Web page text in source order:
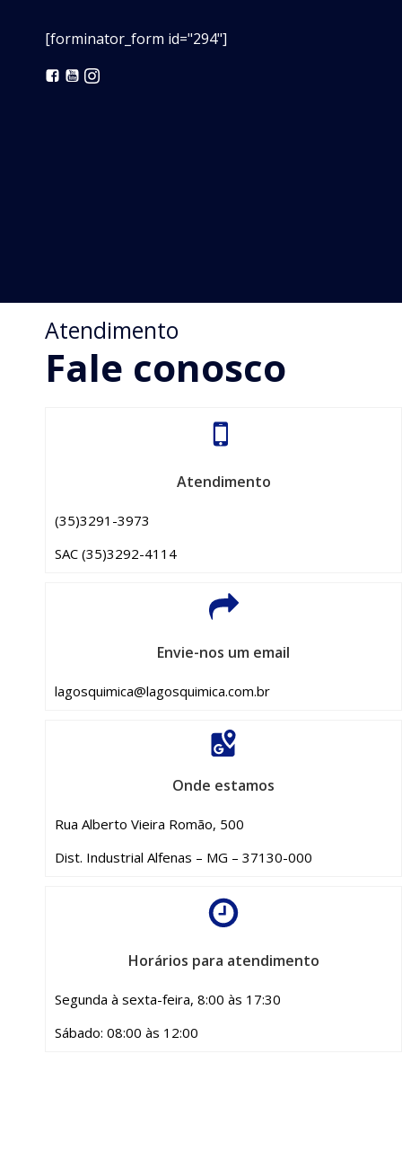
[forminator_form id="294"]
Atendimento
Fale conosco
Atendimento
(35)3291-3973
SAC (35)3292-4114
Envie-nos um email
lagosquimica@lagosquimica.com.br
Onde estamos
Rua Alberto Vieira Romão, 500
Dist. Industrial Alfenas – MG – 37130-000
Horários para atendimento
Segunda à sexta-feira, 8:00 às 17:30
Sábado: 08:00 às 12:00